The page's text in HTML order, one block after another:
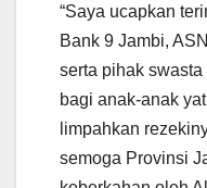
“Saya ucapkan
Bank 9 Jambi,
serta pihak
bagi anak-anak
limpahkan
semoga Provinsi